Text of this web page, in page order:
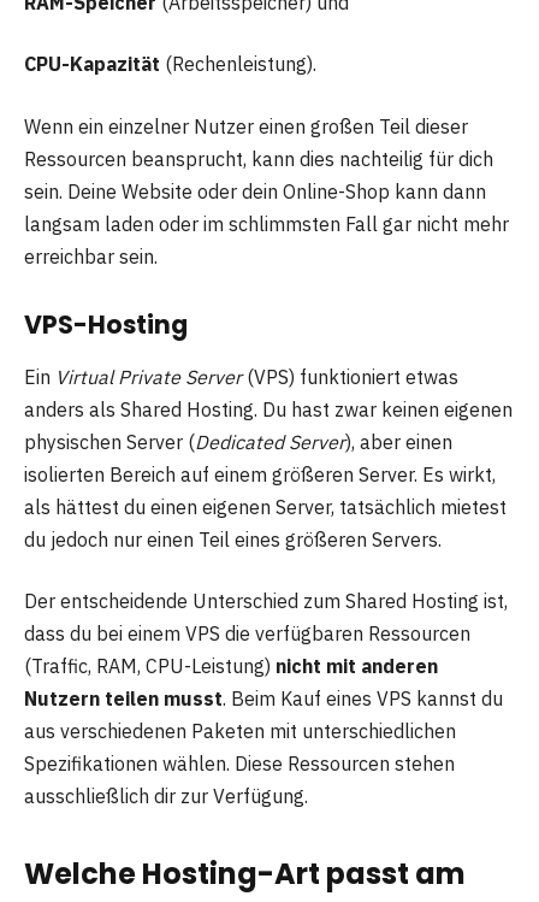
CPU-Kapazität (Rechenleistung).
Wenn ein einzelner Nutzer einen großen Teil dieser
Ressourcen beansprucht, kann dies nachteilig für dich
sein. Deine Website oder dein Online-Shop kann dann
langsam laden oder im schlimmsten Fall gar nicht mehr
erreichbar sein.
VPS-Hosting
Ein Virtual Private Server(VPS) funktioniert etwas
anders als Shared Hosting. Du hast zwar keinen eigenen
physischen Server (Dedicated Server), aber einen
isolierten Bereich auf einem größeren Server. Es wirkt,
als hättest du einen eigenen Server, tatsächlich mietest
du jedoch nur einen Teil eines größeren Servers.
Der entscheidende Unterschied zum Shared Hosting ist,
dass du bei einem VPS die verfügbaren Ressourcen
(Traffic, RAM, CPU-Leistung) nicht mit anderen
Nutzern teilen musst. Beim Kauf eines VPS kannst du
aus verschiedenen Paketen mit unterschiedlichen
Spezifikationen wählen. Diese Ressourcen stehen
ausschließlich dir zur Verfügung.
Welche Hosting-Art passt am